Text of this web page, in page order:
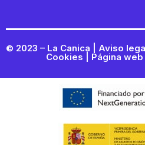
© 2023 – La Canica | Aviso
Cookies | Página